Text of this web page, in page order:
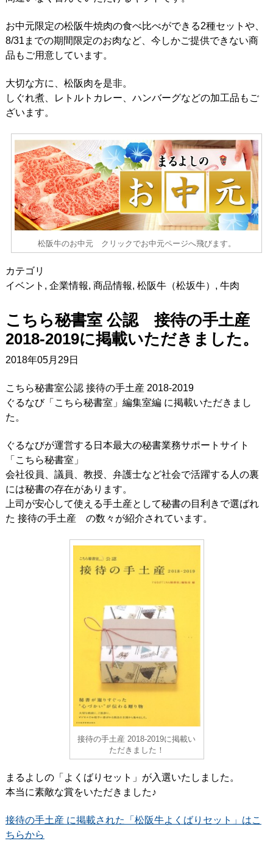
お中元限定の松阪牛焼肉の食べ比べができる2種セットや、
8/31までの期間限定のお肉など、今しかご提供できない商
品もご用意しています。
大切な方に、松阪肉を是非。
しぐれ煮、レトルトカレー、ハンバーグなどの加工品もご
ざいます。
松阪牛のお中元 クリックでお中元ページへ飛びます。
カテゴリ
イベント , 企業情報, 商品情報, 松阪牛（松坂牛） , 牛肉
こちら秘書室 公認 接待の手土産
2018-2019に掲載いただきました。
2018年05月29日
こちら秘書室公認 接待の手土産 2018-2019
ぐるなび「こちら秘書室」編集室編 に掲載いただきまし
た。
ぐるなびが運営する日本最大の秘書業務サポートサイト
「こちら秘書室」
会社役員、議員、教授、弁護士など社会で活躍する人の裏
には秘書の存在があります。
上司が安心して使える手土産として秘書の目利きで選ばれ
た 接待の手土産 の数々が紹介されています。
接待の手土産 2018-2019に掲載い
ただきました！
まるよしの「よくばりセット」が入選いたしました。
本当に素敵な賞をいただきました♪
接待の手土産 に掲載された「松阪牛よくばりセット」はこ
ちらから